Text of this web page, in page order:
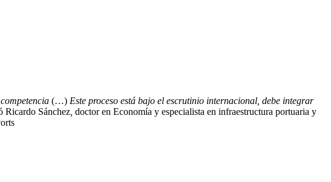
(…) Este proceso está bajo el escrutinio internacional, debe integrar
Ricardo Sánchez doctor en Economía y especialista en infraestructura portuaria y